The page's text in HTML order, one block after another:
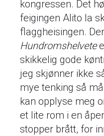
kongressen. Det
feigingen Alito la
flaggheisingen.
Hundromshelvete
skikkelig gode
jeg skjønner ikke
mye tenking så
kan opplyse meg
et lite rom i en
stopper brått, for